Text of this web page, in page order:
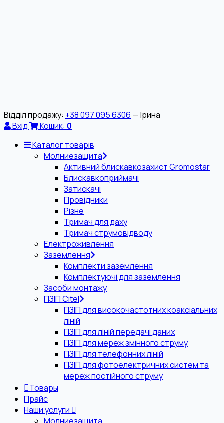
Відділ продажу: +38 097 095 6306 — Ірина
Вхід
Кошик: 0
Каталог товарів
Молниезащита
Активний блискавкозахист Gromostar
Блискавкоприймачі
Затискачі
Провідники
Різне
Тримач для даху
Тримач струмовідводу
Електроживлення
Заземлення
Комплекти заземлення
Комплектуючі для заземлення
Засоби монтажу
ПЗІП Citel
ПЗІП для високочастотних коаксіальних
ліній
ПЗІП для ліній передачі даних
ПЗІП для мереж змінного струму
ПЗІП для телефонних ліній
ПЗІП для фотоелектричних систем та
мереж постійного струму
Товары
Прайс
Наши услуги